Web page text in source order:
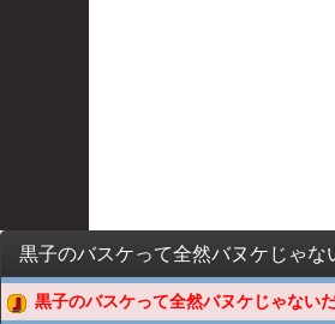
黒子のバスケって全然バヌケじゃな
黒子のバスケって全然バヌケじゃない